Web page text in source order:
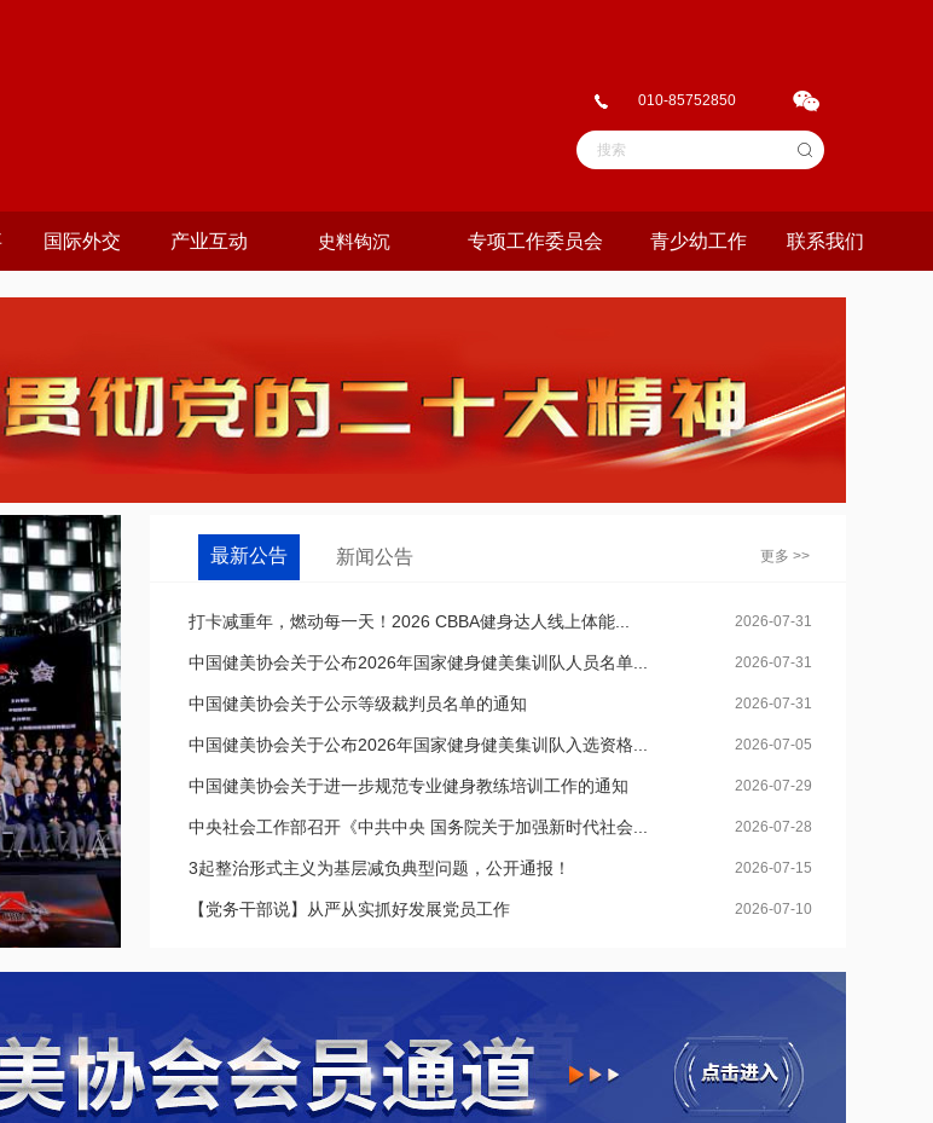
010-85752850
国际外交 产业互动 史料钩沉 专项工作委员会 青少幼工作 联系我们
最新公告 新闻公告 更多 >>
打卡减重年，燃动每一天！2026 CBBA健身达人线上体能... 2026-07-31
中国健美协会关于公布2026年国家健身健美集训队人员名单... 2026-07-31
中国健美协会关于公示等级裁判员名单的通知 2026-07-31
中国健美协会关于公布2026年国家健身健美集训队入选资格... 2026-07-05
中国健美协会关于进一步规范专业健身教练培训工作的通知 2026-07-29
中央社会工作部召开《中共中央 国务院关于加强新时代社会... 2026-07-28
3起整治形式主义为基层减负典型问题，公开通报！ 2026-07-15
【党务干部说】从严从实抓好发展党员工作 2026-07-10